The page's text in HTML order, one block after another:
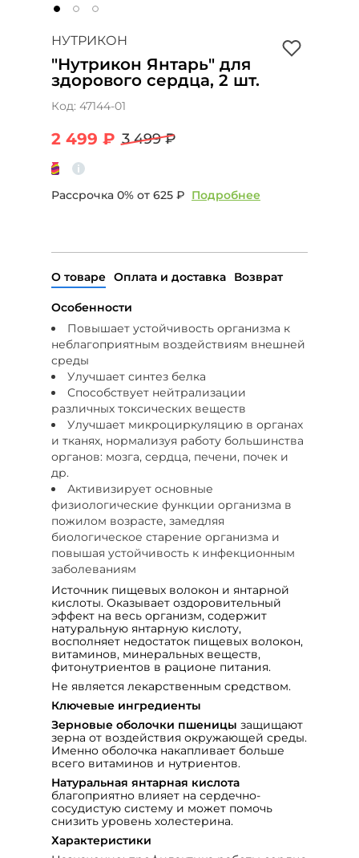
НУТРИКОН
"Нутрикон Янтарь" для
здорового сердца, 2 шт.
Код: 47144-01
2 499 ₽ 3 499 ₽
Рассрочка 0% от 625 ₽ Подробнее
О товаре Оплата и доставка Возврат
Особенности
Повышает устойчивость организма к
неблагоприятным воздействиям внешней
среды
Улучшает синтез белка
Способствует нейтрализации
различных токсических веществ
Улучшает микроциркуляцию в органах
и тканях, нормализуя работу большинства
органов: мозга, сердца, печени, почек и
др.
Активизирует основные
физиологические функции организма в
пожилом возрасте, замедляя
биологическое старение организма и
повышая устойчивость к инфекционным
заболеваниям
Источник пищевых волокон и янтарной
кислоты. Оказывает оздоровительный
эффект на весь организм, содержит
натуральную янтарную кислоту,
восполняет недостаток пищевых волокон,
витаминов, минеральных веществ,
фитонутриентов в рационе питания.
Не является лекарственным средством.
Ключевые ингредиенты
Зерновые оболочки пшеницы защищают
зерна от воздействия окружающей среды.
Именно оболочка накапливает больше
всего витаминов и нутриентов.
Натуральная янтарная кислота
благоприятно влияет на сердечно-
сосудистую систему и может помочь
снизить уровень холестерина.
Характеристики